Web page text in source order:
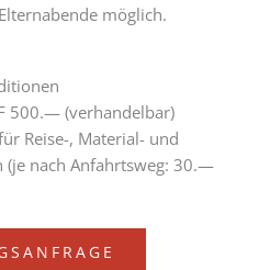
möglich.
500.— (verhandelbar)
Reise-, Material- und
(je nach Anfahrtsweg: 30.—